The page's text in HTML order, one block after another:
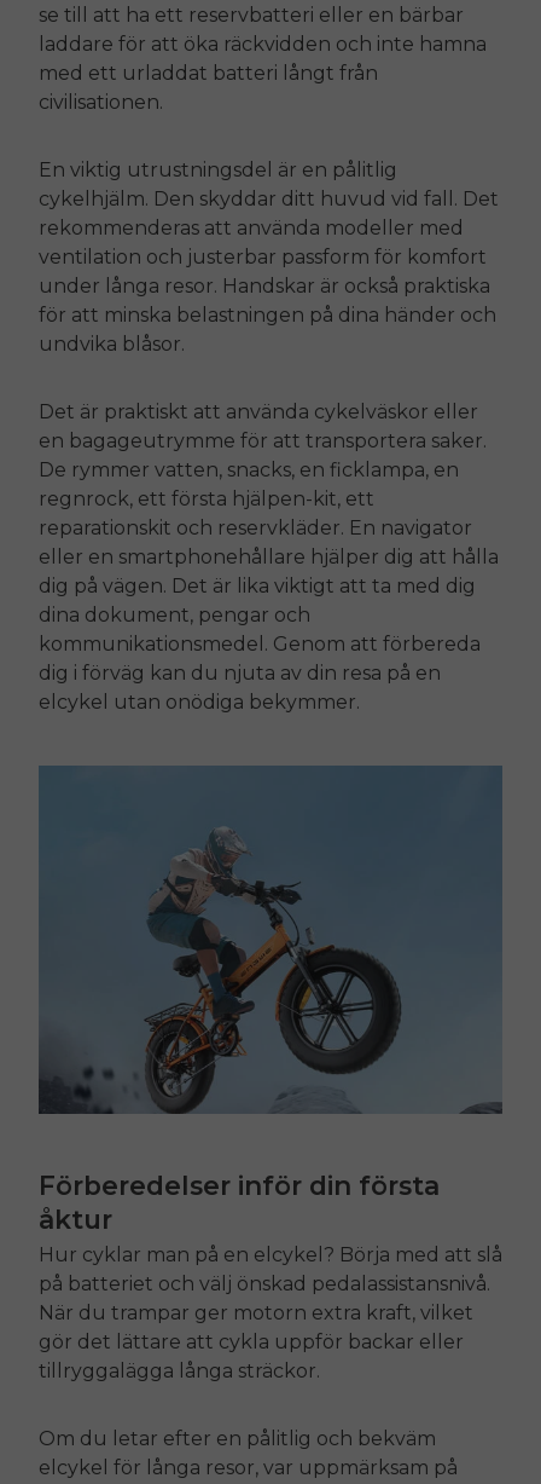
se till att ha ett reservbatteri eller en bärbar
laddare för att öka räckvidden och inte hamna
med ett urladdat batteri långt från
civilisationen.
En viktig utrustningsdel är en pålitlig
cykelhjälm. Den skyddar ditt huvud vid fall. Det
rekommenderas att använda modeller med
ventilation och justerbar passform för komfort
under långa resor. Handskar är också praktiska
för att minska belastningen på dina händer och
undvika blåsor.
Det är praktiskt att använda cykelväskor eller
en bagageutrymme för att transportera saker.
De rymmer vatten, snacks, en ficklampa, en
regnrock, ett första hjälpen-kit, ett
reparationskit och reservkläder. En navigator
eller en smartphonehållare hjälper dig att hålla
dig på vägen. Det är lika viktigt att ta med dig
dina dokument, pengar och
kommunikationsmedel. Genom att förbereda
dig i förväg kan du njuta av din resa på en
elcykel utan onödiga bekymmer.
Förberedelser inför din första
åktur
Hur cyklar man på en elcykel? Börja med att slå
på batteriet och välj önskad pedalassistansnivå.
När du trampar ger motorn extra kraft, vilket
gör det lättare att cykla uppför backar eller
tillryggalägga långa sträckor.
Om du letar efter en pålitlig och bekväm
elcykel för långa resor, var uppmärksam på